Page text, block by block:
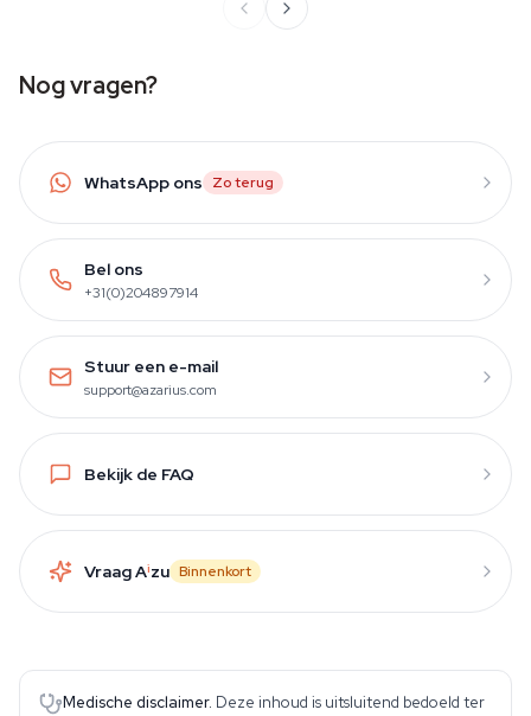
Nog vragen?
WhatsApp ons Zo terug
Bel ons
+31(0)204897914
Stuur een e-mail
support@azarius.com
Bekijk de FAQ
Vraag Aizu Binnenkort
Medische disclaimer. Deze inhoud is uitsluitend bedoeld ter